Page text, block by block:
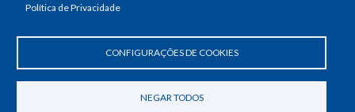
Política de Privacidade
CONFIGURAÇÕES DE COOKIES
NEGAR TODOS
Ed. Confea - Engenheiro Francisco Saturnino de Brito Filho
70740-541 - Brasília-DF
Telefone Geral: (61) 2105-3700
Horário de funcionamento: das 8h30 às 18h30